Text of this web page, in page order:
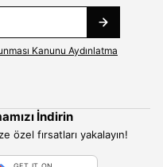
Kanunu Aydınlatma
İndirin
özel fırsatları yakalayın!